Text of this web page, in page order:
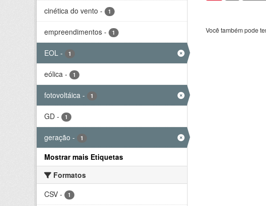
cinética do vento - 1
empreendimentos - 1
EOL - 1
eólica - 1
fotovoltáica - 1
GD - 1
geração - 1
Mostrar mais Etiquetas
Formatos
CSV - 1
Você também pode